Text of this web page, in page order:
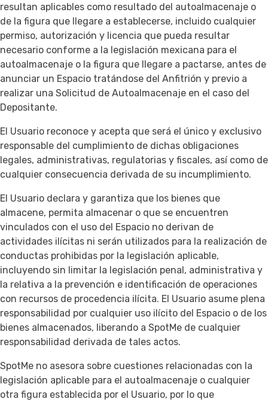
resultan aplicables como resultado del autoalmacenaje o
de la figura que llegare a establecerse, incluido cualquier
permiso, autorización y licencia que pueda resultar
necesario conforme a la legislación mexicana para el
autoalmacenaje o la figura que llegare a pactarse, antes de
anunciar un Espacio tratándose del Anfitrión y previo a
realizar una Solicitud de Autoalmacenaje en el caso del
Depositante.
El Usuario reconoce y acepta que será el único y exclusivo
responsable del cumplimiento de dichas obligaciones
legales, administrativas, regulatorias y fiscales, así como de
cualquier consecuencia derivada de su incumplimiento.
El Usuario declara y garantiza que los bienes que
almacene, permita almacenar o que se encuentren
vinculados con el uso del Espacio no derivan de
actividades ilícitas ni serán utilizados para la realización de
conductas prohibidas por la legislación aplicable,
incluyendo sin limitar la legislación penal, administrativa y
la relativa a la prevención e identificación de operaciones
con recursos de procedencia ilícita. El Usuario asume plena
responsabilidad por cualquier uso ilícito del Espacio o de los
bienes almacenados, liberando a SpotMe de cualquier
responsabilidad derivada de tales actos.
SpotMe no asesora sobre cuestiones relacionadas con la
legislación aplicable para el autoalmacenaje o cualquier
otra figura establecida por el Usuario, por lo que